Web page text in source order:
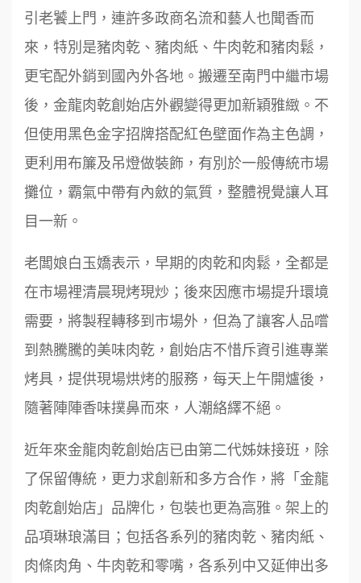
引老饕上門，連許多政商名流和藝人也聞香而
來，特別是豬肉乾、豬肉紙、牛肉乾和豬肉鬆，
更宅配外銷到國內外各地。搬遷至南門中繼市場
後，金龍肉乾創始店外觀變得更加新穎雅緻。不
但使用黑色金字招牌搭配紅色壁面作為主色調，
更利用布簾及吊燈做裝飾，有別於一般傳統市場
攤位，霸氣中帶有內斂的氣質，整體視覺讓人耳
目一新。
老闆娘白玉嬌表示，早期的肉乾和肉鬆，全都是
在市場裡清晨現烤現炒；後來因應市場提升環境
需要，將製程轉移到市場外，但為了讓客人品嚐
到熱騰騰的美味肉乾，創始店不惜斥資引進專業
烤具，提供現場烘烤的服務，每天上午開爐後，
隨著陣陣香味撲鼻而來，人潮絡繹不絕。
近年來金龍肉乾創始店已由第二代姊妹接班，除
了保留傳統，更力求創新和多方合作，將「金龍
肉乾創始店」品牌化，包裝也更為高雅。架上的
品項琳琅滿目；包括各系列的豬肉乾、豬肉紙、
肉條肉角、牛肉乾和零嘴，各系列中又延伸出多